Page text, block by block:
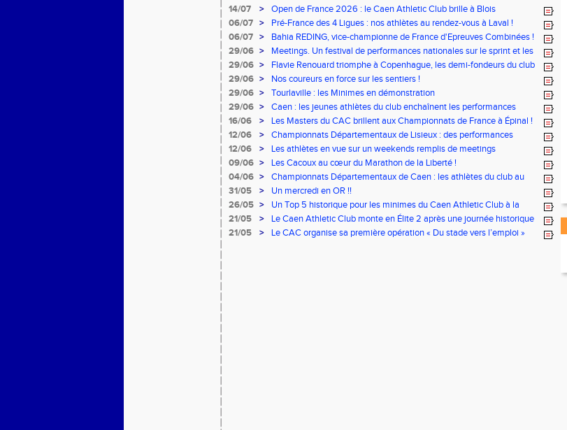
14/07 >
Open de France 2026 : le Caen Athletic Club brille à Blois
06/07 >
Pré-France des 4 Ligues : nos athlètes au rendez-vous à Laval !
06/07 >
Bahia REDING, vice-championne de France d'Epreuves Combinées !
29/06 >
Meetings. Un festival de performances nationales sur le sprint et les
concours
29/06 >
Flavie Renouard triomphe à Copenhague, les demi-fondeurs du club
brillent sur tous les fronts
29/06 >
Nos coureurs en force sur les sentiers !
29/06 >
Tourlaville : les Minimes en démonstration
29/06 >
Caen : les jeunes athlètes du club enchaînent les performances
16/06
>
Les Masters du CAC brillent aux Championnats de France à Épinal !
12/06
>
Championnats Départementaux de Lisieux : des performances
remarquables pour nos jeunes athlètes
12/06 >
Les athlètes en vue sur un weekends remplis de meetings
09/06 >
Les Cacoux au cœur du Marathon de la Liberté !
04/06 >
Championnats Départementaux de Caen : les athlètes du club au
rendez-vous
31/05 >
Un mercredi en OR !!
26/05 >
Un Top 5 historique pour les minimes du Caen Athletic Club à la
Finale Nationale Equip’Athlé !
21/05 >
Le Caen Athletic Club monte en Élite 2 après une journée historique
à domicile !
21/05 > Le CAC organise sa première opération « Du stade vers l’emploi »